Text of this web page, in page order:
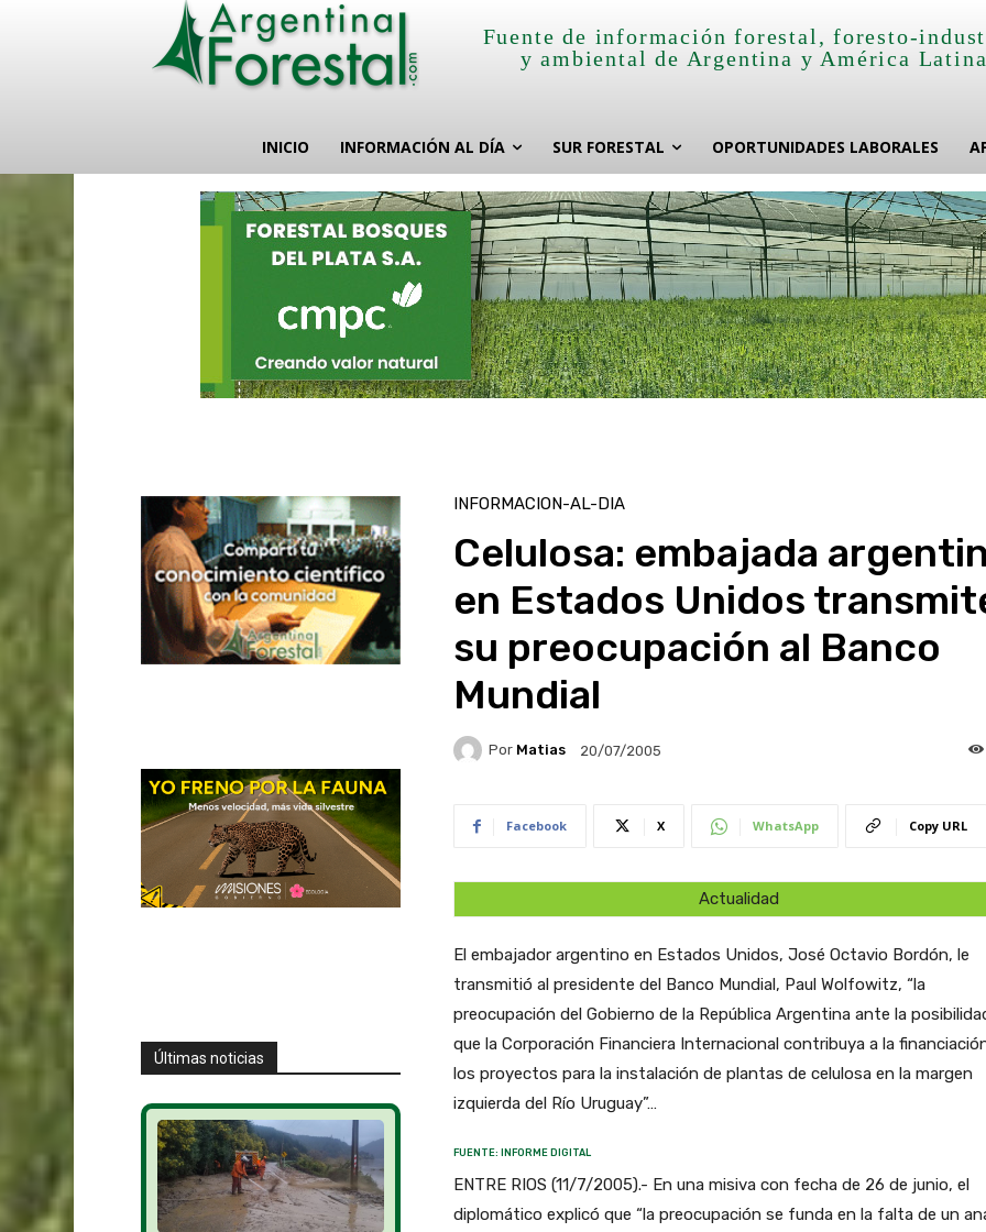
Fuente de información forestal, foresto-
y ambiental de Argentina y América
INICIO INFORMACIÓN AL DÍA SUR FORESTAL OPORTUNIDADES LABORALES
Últimas noticias
INFORMACION-AL-DIA
Celulosa: embajada
en Estados Unidos
su preocupación al Banco
Mundial
Por Matias 20/07/2005
Facebook X WhatsApp Copy URL
Actualidad
El embajador argentino en Estados Unidos, José Octavio Bordón, le
transmitió al presidente del Banco Mundial, Paul Wolfowitz, “la
preocupación del Gobierno de la República Argentina ante la
que la Corporación Financiera Internacional contribuya a la
los proyectos para la instalación de plantas de celulosa en la margen
izquierda del Río Uruguay”…
FUENTE: INFORME DIGITAL
ENTRE RIOS (11/7/2005).- En una misiva con fecha de 26 de junio, el
diplomático explicó que “la preocupación se funda en la falta de un